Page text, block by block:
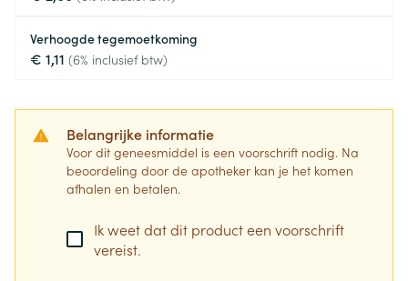
Verhoogde tegemoetkoming
€ 1,11 (6% inclusief btw)
Belangrijke informatie
Voor dit geneesmiddel is een voorschrift nodig. Na
beoordeling door de apotheker kan je het komen
afhalen en betalen.
Ik weet dat dit product een voorschrift
vereist.